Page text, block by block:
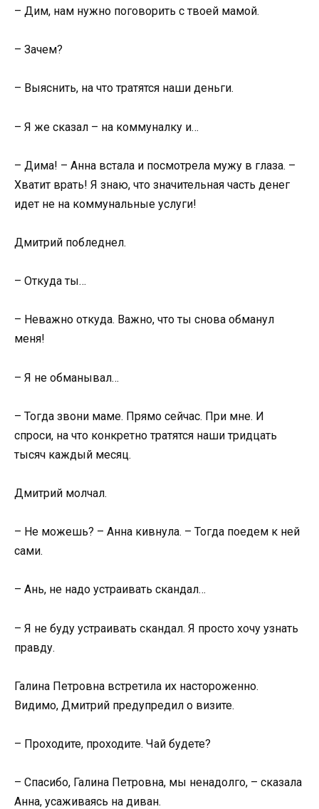
– Дим, нам нужно поговорить с твоей мамой.
– Зачем?
– Выяснить, на что тратятся наши деньги.
– Я же сказал – на коммуналку и…
– Дима! – Анна встала и посмотрела мужу в глаза. –
Хватит врать! Я знаю, что значительная часть денег
идет не на коммунальные услуги!
Дмитрий побледнел.
– Откуда ты…
– Неважно откуда. Важно, что ты снова обманул
меня!
– Я не обманывал…
– Тогда звони маме. Прямо сейчас. При мне. И
спроси, на что конкретно тратятся наши тридцать
тысяч каждый месяц.
Дмитрий молчал.
– Не можешь? – Анна кивнула. – Тогда поедем к ней
сами.
– Ань, не надо устраивать скандал…
– Я не буду устраивать скандал. Я просто хочу узнать
правду.
Галина Петровна встретила их настороженно.
Видимо, Дмитрий предупредил о визите.
– Проходите, проходите. Чай будете?
– Спасибо, Галина Петровна, мы ненадолго, – сказала
Анна, усаживаясь на диван.